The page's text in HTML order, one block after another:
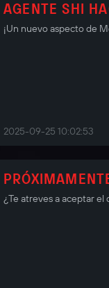
AGENTE SHI
¡Un nuevo aspecto de
2025-09-25 10:02:53
¿Te atreves a aceptar